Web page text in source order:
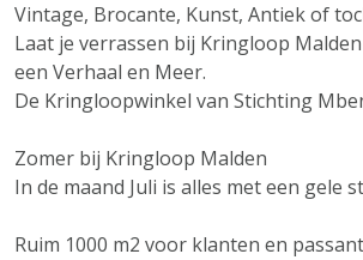
Vintage, Brocante, Kunst, Antiek of
Laat je verrassen bij Kringloop
een Verhaal en Meer.
De Kringloopwinkel van Stichting
Zomer bij Kringloop Malden
In de maand Juli is alles met een gele
Ruim 1000 m2 voor klanten en